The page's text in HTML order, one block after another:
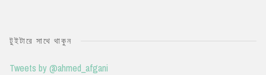
টুইটারে সাথে থাকুন
Tweets by @ahmed_afgani